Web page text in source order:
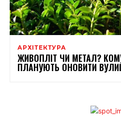
АРХІТЕКТУРА
ЖИВОПЛІТ ЧИ МЕТАЛ?
ПЛАНУЮТЬ ОНОВИТИ